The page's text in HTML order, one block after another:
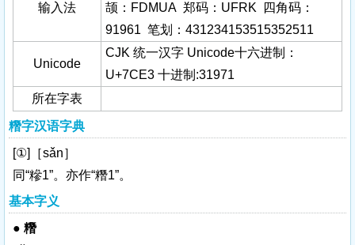
输入法
颉：FDMUA 郑码：UFRK 四角码：
91961 笔划：431234153515352511
Unicode
CJK 统一汉字 Unicode十六进制：
U+7CE3 十进制:31971
所在字表
糣字汉语字典
[①]［sǎn］
同“糝1”。亦作“糣1”。
基本字义
● 糣